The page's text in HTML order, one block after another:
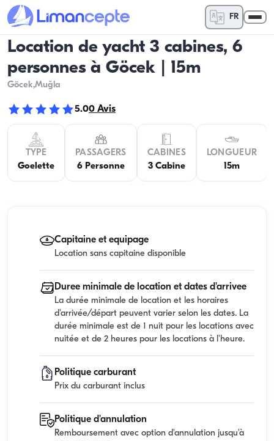
FR
Location de yacht 3 cabines, 6
personnes à Göcek | 15m
Göcek,Muğla
5.00 Avis
TYPE
Goelette
PASSAGERS
6 Personne
CABINES
3 Cabine
LONGUEUR
15m
Capitaine et equipage
Location sans capitaine disponible
Duree minimale de location et dates d'arrivee
La durée minimale de location et les horaires
d'arrivée/départ peuvent varier selon les dates. La
durée minimale est de 1 nuit pour les locations avec
nuitée et de 2 heures pour les locations à l'heure.
Politique carburant
Prix du carburant inclus
Politique d'annulation
Remboursement avec option d'annulation jusqu'à